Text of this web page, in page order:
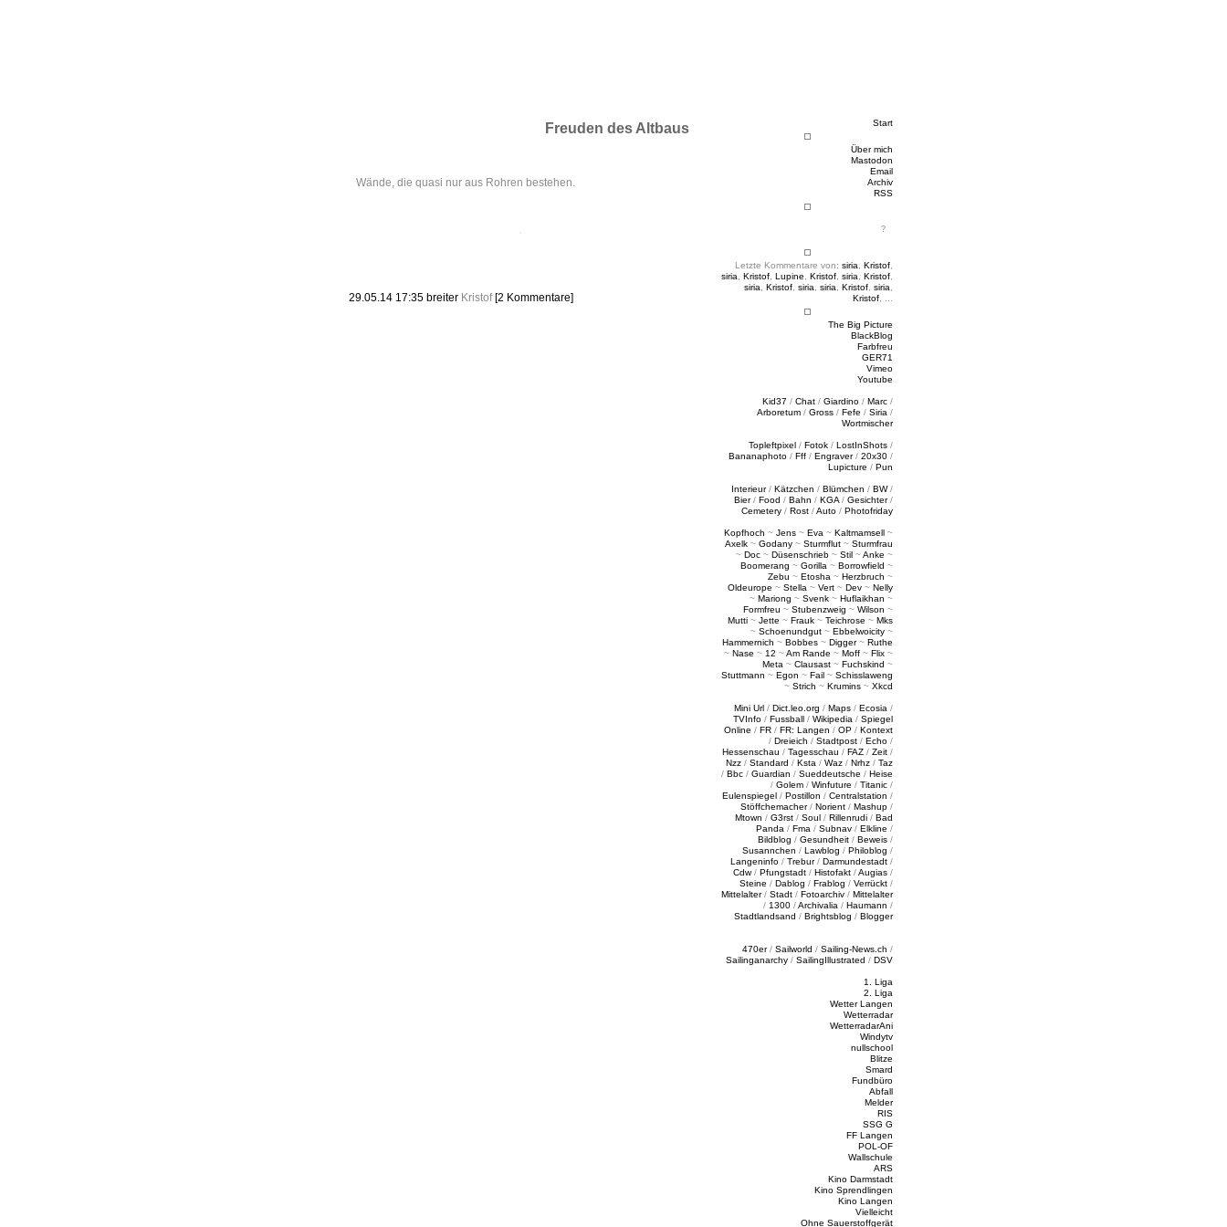
Start
Über mich
Mastodon
Email
Archiv
RSS
Letzte Kommentare von: siria Kristof
siria
Kristof Lupine Kristof siria Kristof
siria
Kristof siria siria Kristof siria
Kristof
The Big Picture
BlackBlog
Farbfreu
GER71
Vimeo
Youtube
Kid37 / Chat / Giardino / Marc /
Arboretum / Gross / Fefe / Siria /
Wortmischer
Topleftpixel / Fotok / LostInShots /
Bananaphoto / Fff / Engraver/ 20x30 /
Lupicture / Pun
Interieur/ Kätzchen / Blümchen / BW/
Bier/ Food / Bahn / KGA / Gesichter/
Cemetery / Rost /Auto / Photofriday
Kopfhoch ~ Jens ~ Eva ~ Kaltmamsell ~
Axelk ~ Godany ~ Sturmflut ~ Sturmfrau
~ Doc ~ Düsenschrieb ~ Stil ~Anke ~
Boomerang ~ Gorilla ~ Borrowfield ~
Zebu ~ Etosha ~ Herzbruch ~
Oldeurope ~ Stella ~ Vert ~ Dev ~ Nelly
~ Mariong ~ Svenk ~ Huflaikhan ~
Formfreu ~ Stubenzweig ~ Wilson ~
Mutti ~ Jette ~ Frauk ~ Teichrose ~ Mks
~ Schoenundgut ~ Ebbelwoicity ~
Hammernich ~ Bobbes ~ Digger~ Ruthe
~ Nase ~ 12 ~Am Rande ~ Moff ~ Flix ~
Meta ~ Clausast ~ Fuchskind ~
Stuttmann ~ Egon ~ Fail ~ Schisslaweng
~ Strich ~ Krumins ~ Xkcd
Mini Url / Dict.leo.org / Maps / Ecosia /
TVInfo / Fussball / Wikipedia / Spiegel
Online / FR / FR: Langen / OP / Kontext
/ Dreieich / Stadtpost / Echo /
Hessenschau / Tagesschau / FAZ / Zeit /
Nzz / Standard / Ksta / Waz / Nrhz / Taz
/ Bbc / Guardian / Sueddeutsche / Heise
/ Golem / Winfuture / Titanic /
Eulenspiegel / Postillon / Centralstation /
Stöffchemacher/ Norient / Mashup /
Mtown / G3rst / Soul / Rillenrudi / Bad
Panda / Fma / Subnav / Elkline /
Bildblog / Gesundheit / Beweis /
Susannchen / Lawblog / Philoblog /
Langeninfo / Trebur/ Darmundestadt /
Cdw/ Pfungstadt / Histofakt /Augias /
Steine / Dablog / Frablog / Verrückt /
Mittelalter/ Stadt / Fotoarchiv / Mittelalter
/ 1300 /Archivalia / Haumann /
Stadtlandsand / Brightsblog / Blogger
470er/ Sailworld / Sailing-News.ch /
Sailinganarchy / SailingIllustrated / DSV
1. Liga
2. Liga
Wetter Langen
Wetterradar
WetterradarAni
Windytv
nullschool
Blitze
Smard
Fundbüro
Abfall
Melder
RIS
SSG G
FF Langen
POL-OF
Wallschule
ARS
Kino Darmstadt
Kino Sprendlingen
Kino Langen
Vielleicht
Ohne Sauerstoffgerät
Freuden des Altbaus
Wände, die quasi nur aus Rohren bestehen.
29.05.14 17:35 breiter Kristof [2 Kommentare]